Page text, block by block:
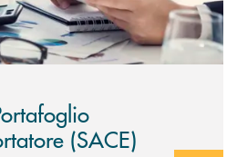
(SACE)